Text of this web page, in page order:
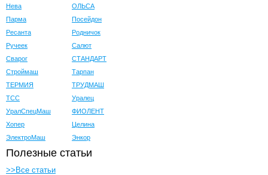
Нева
ОЛЬСА
Парма
Посейдон
Ресанта
Родничок
Ручеек
Салют
Сварог
СТАНДАРТ
Строймаш
Тарпан
ТЕРМИЯ
ТРУДМАШ
ТСС
Уралец
УралСпецМаш
ФИОЛЕНТ
Хопер
Целина
ЭлектроМаш
Энкор
Полезные статьи
>>Все статьи